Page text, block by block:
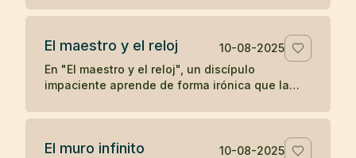
ilustrando la enseñanza zen de que nuestra
nuestro propio corazón.
El maestro y el reloj
10-08-2025
En "El maestro y el reloj", un discípulo
impaciente aprende de forma irónica que la
enseñanza zen sobre la paciencia y la espera.
El muro infinito
10-08-2025